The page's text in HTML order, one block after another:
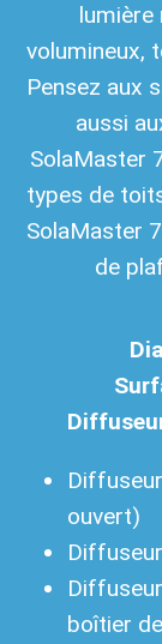
lumière
volumineux,
Pensez aux
aussi
SolaMaster
types de
SolaMaster
de
ouvert)
boîtier